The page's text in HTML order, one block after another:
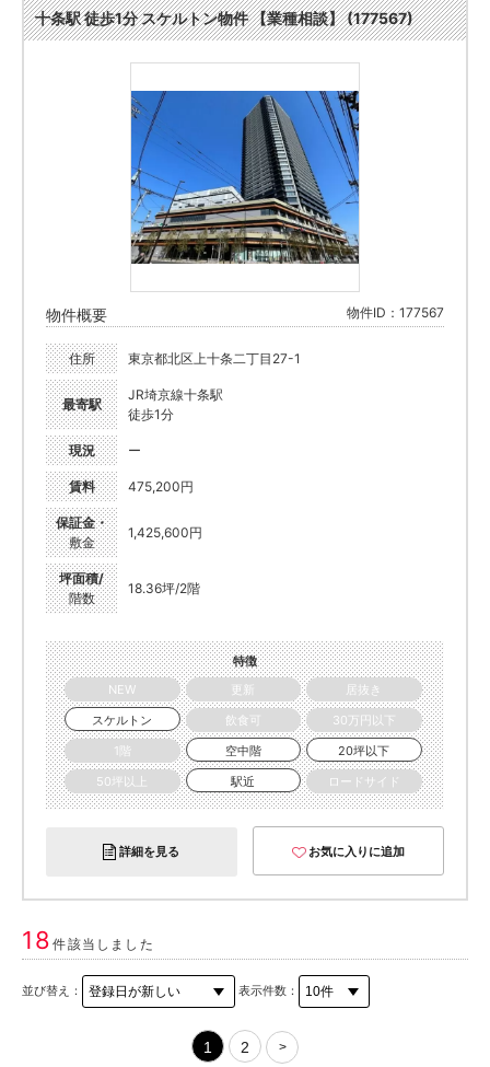
十条駅 徒歩1分 スケルトン物件 【業種相談】 (177567)
物件概要 物件ID：177567
住所 東京都北区上十条二丁目27-1
最寄駅
JR埼京線十条駅
徒歩1分
現況 ー
賃料 475,200円
保証金・
敷金
1,425,600円
坪面積/
階数
18.36坪/2階
特徴
NEW
更新
居抜き
スケルトン
飲食可
30万円以下
1階
空中階
20坪以下
50坪以上
駅近 ロードサイド
詳細を見る お気に入りに追加
18件該当しました
並び替え： 表示件数：
1 2 >